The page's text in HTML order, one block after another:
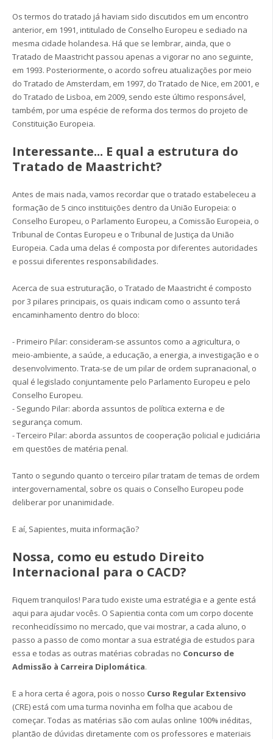
Os termos do tratado já haviam sido discutidos em um encontro
anterior, em 1991, intitulado de Conselho Europeu e sediado na
mesma cidade holandesa. Há que se lembrar, ainda, que o
Tratado de Maastricht passou apenas a vigorar no ano seguinte,
em 1993. Posteriormente, o acordo sofreu atualizações por meio
do Tratado de Amsterdam, em 1997, do Tratado de Nice, em 2001, e
do Tratado de Lisboa, em 2009, sendo este último responsável,
também, por uma espécie de reforma dos termos do projeto de
Constituição Europeia.
Interessante... E qual a estrutura do
Tratado de Maastricht?
Antes de mais nada, vamos recordar que o tratado estabeleceu a
formação de 5 cinco instituições dentro da União Europeia: o
Conselho Europeu, o Parlamento Europeu, a Comissão Europeia, o
Tribunal de Contas Europeu e o Tribunal de Justiça da União
Europeia. Cada uma delas é composta por diferentes autoridades
e possui diferentes responsabilidades.
Acerca de sua estruturação, o Tratado de Maastricht é composto
por 3 pilares principais, os quais indicam como o assunto terá
encaminhamento dentro do bloco:
- Primeiro Pilar: consideram-se assuntos como a agricultura, o
meio-ambiente, a saúde, a educação, a energia, a investigação e o
desenvolvimento. Trata-se de um pilar de ordem supranacional, o
qual é legislado conjuntamente pelo Parlamento Europeu e pelo
Conselho Europeu.
- Segundo Pilar: aborda assuntos de política externa e de
segurança comum.
- Terceiro Pilar: aborda assuntos de cooperação policial e judiciária
em questões de matéria penal.
Tanto o segundo quanto o terceiro pilar tratam de temas de ordem
intergovernamental, sobre os quais o Conselho Europeu pode
deliberar por unanimidade.
E aí, Sapientes, muita informação?
Nossa, como eu estudo Direito
Internacional para o CACD?
Fiquem tranquilos! Para tudo existe uma estratégia e a gente está
aqui para ajudar vocês. O Sapientia conta com um corpo docente
reconhecidíssimo no mercado, que vai mostrar, a cada aluno, o
passo a passo de como montar a sua estratégia de estudos para
essa e todas as outras matérias cobradas no Concurso de
Admissão à Carreira Diplomática.
E a hora certa é agora, pois o nosso Curso Regular Extensivo
(CRE) está com uma turma novinha em folha que acabou de
começar. Todas as matérias são com aulas online 100% inéditas,
plantão de dúvidas diretamente com os professores e materiais